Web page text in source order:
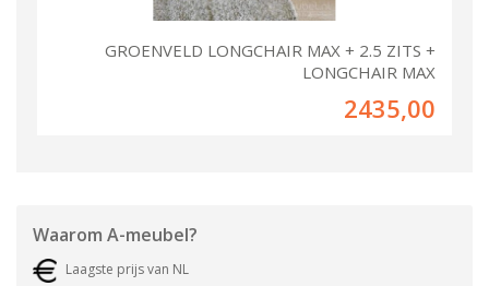
GROENVELD LONGCHAIR MAX + 2.5 ZITS +
LONGCHAIR MAX
2435,00
Waarom A-meubel?
Laagste prijs van NL